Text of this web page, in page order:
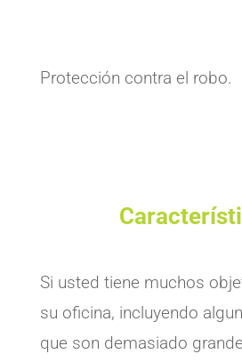
Protección contra el robo.
Si usted tiene muchos
su oficina, incluyendo
que son demasiado